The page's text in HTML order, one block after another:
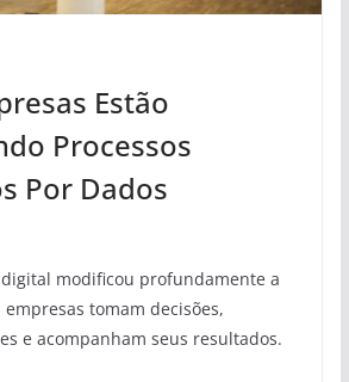
Estão
Processos
Por Dados
modificou profundamente a
tomam decisões,
e acompanham seus resultados.